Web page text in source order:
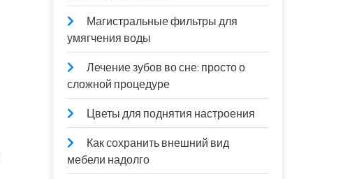
Магистральные фильтры для
умягчения воды
Лечение зубов во сне: просто о
сложной процедуре
Цветы для поднятия настроения
Как сохранить внешний вид
мебели надолго